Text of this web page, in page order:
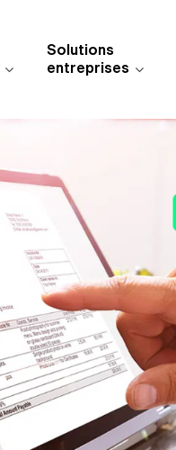
Solutions
entreprises